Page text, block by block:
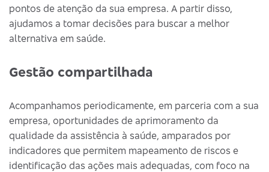
pontos de atenção da sua empresa. A partir disso,
ajudamos a tomar decisões para buscar a melhor
alternativa em saúde.
Gestão compartilhada
Acompanhamos periodicamente, em parceria com a sua
empresa, oportunidades de aprimoramento da
qualidade da assistência à saúde, amparados por
indicadores que permitem mapeamento de riscos e
identificação das ações mais adequadas, com foco na